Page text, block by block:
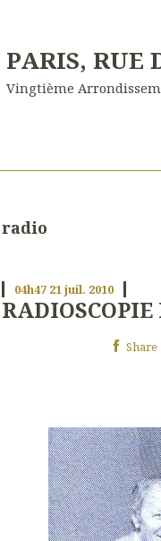
PARIS, RUE
Vingtième
radio
04h47 21juil. 2010
Share